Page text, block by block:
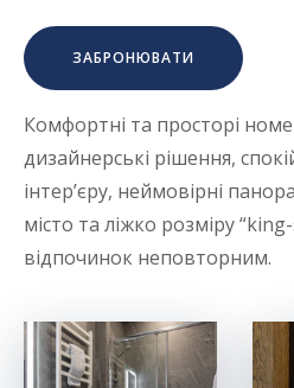
ЗАБРОНЮВАТИ
Комфортні та просторі
дизайнерські рішення,
інтер’єру, неймовірні
місто та ліжко розміру
відпочинок неповторним.